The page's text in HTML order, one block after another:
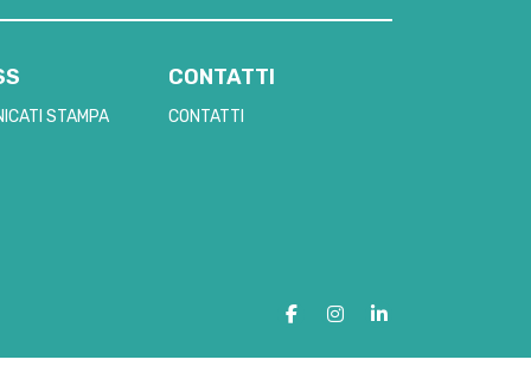
STAMPA
CONTATTI
CONTATTI